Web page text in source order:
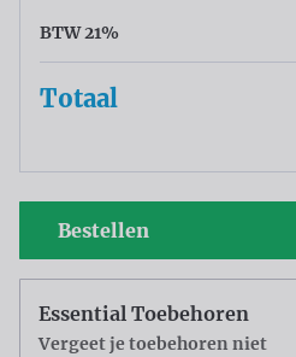
BTW 21%
Totaal
Bestellen
Essential Toebehoren
Vergeet je toebehoren niet